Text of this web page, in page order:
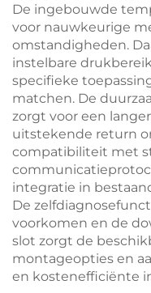
De ingebouwde
voor nauwkeurige
omstandigheden.
instelbare
specifieke
matchen. De
zorgt voor een
uitstekende return
compatibiliteit met
integratie in
De
voorkomen en de
slot zorgt de
montageopties en
en kostenefficiënte